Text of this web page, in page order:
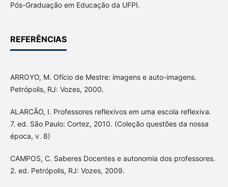
Pós-Graduação em Educação da UFPI.
REFERÊNCIAS
ARROYO, M. Ofício de Mestre: imagens e auto-imagens.
Petrópolis, RJ: Vozes, 2000.
ALARCÃO, I. Professores reflexivos em uma escola reflexiva.
7. ed. São Paulo: Cortez, 2010. (Coleção questões da nossa
época, v. 8)
CAMPOS, C. Saberes Docentes e autonomia dos professores.
2. ed. Petrópolis, RJ: Vozes, 2009.